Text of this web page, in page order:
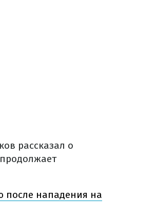
рассказал о
после нападения на